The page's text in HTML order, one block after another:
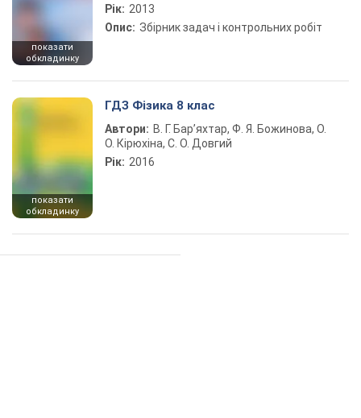
показати
обкладинку
Рік: 2013
Опис: Збірник задач і контрольних робіт
показати
обкладинку
ГДЗ Фізика 8 клас
Автори: В. Г. Бар’яхтар, Ф. Я. Божинова, О.
О. Кірюхіна, С. О. Довгий
Рік: 2016